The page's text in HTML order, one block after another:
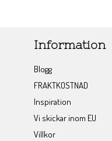
Information
Blogg
FRAKTKOSTNAD
Inspiration
Vi skickar inom EU
Villkor